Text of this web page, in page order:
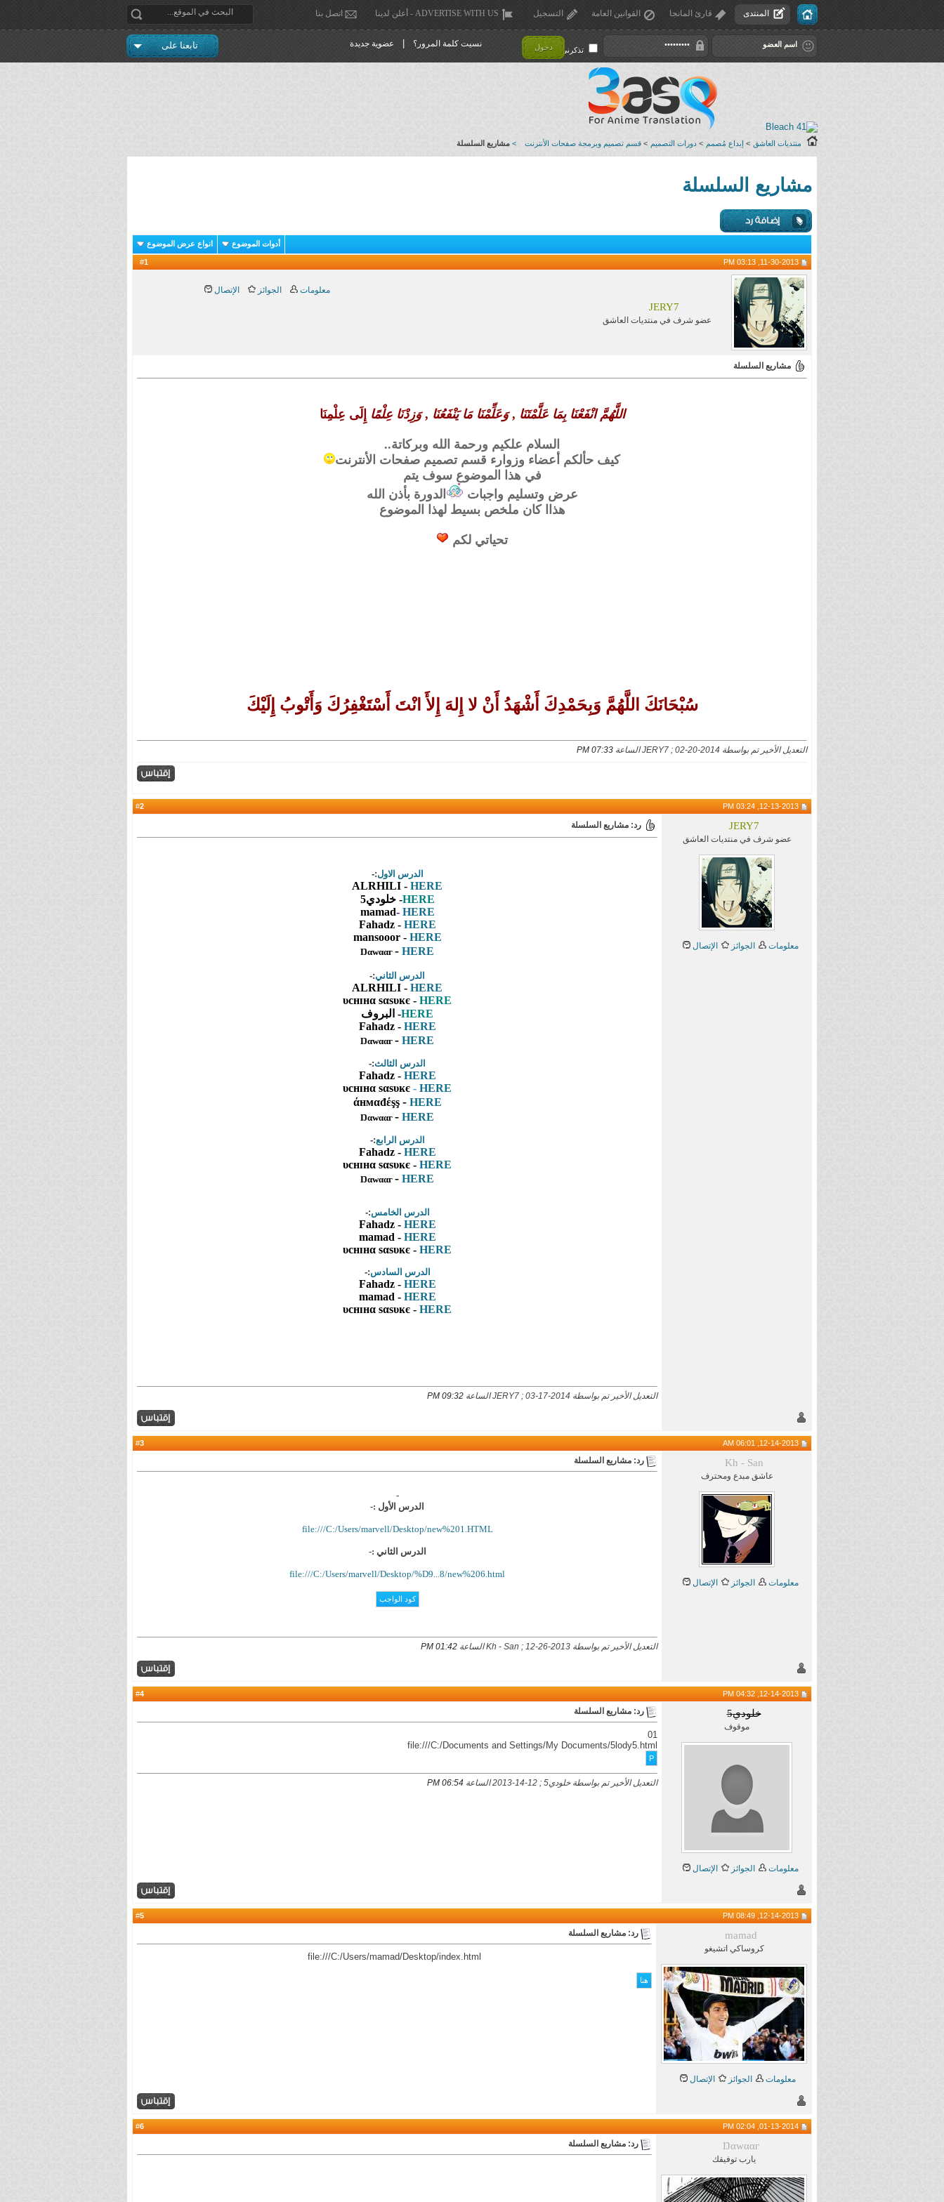
المنتدى قارئ المانجا القوانين العامة التسجيل ADVERTISE WITH US - أعلن لدينا اتصل بنا
تذكرني ! دخول نسيت كلمة المرور؟ عضوية جديدة تابعنا على
منتديات العاشق > إبداع مُصمم > دورات التصميم > قسم تصميم وبرمجة صفحات الأنترنت > مشاريع السلسلة
مشاريع السلسلة
أدوات الموضوع انواع عرض الموضوع
1
JERY7
عضو شرف في منتديات العاشق
معلومات الجوائز الإتصال
مشاريع السلسلة
اللَّهُمَّ انْفَعْنَا بِمَا عَلَّمْتَنَا ,وَعَلِّمْنَا مَا يَنْفَعُنَا ,وَزِدْنَا عِلْمًا إِلَى عِلْمِنَا
السلام علكيم ورحمة الله وبركاتة..
كيف حألكم أعضاء وزوارء قسم تصميم صفحات الأنترنت
في هذا الموضوع سوف يتم
عرض وتسليم واجبات
الدورة بأذن الله
هذاا كان ملخص بسيط لهذا الموضوع
تحياتي لكم
سُبْحَانَكَ اللَّهُمَّ وَبِحَمْدِكَ أَشْهَدُ أَنْ لا إِلهَ إِلأَ انْتَ أَسْتَغْفِرُكَ وَأَتْوبُ إِلَيْكَ
التعديل الأخير تم بواسطة JERY7 ; 02-20-2014 الساعة 07:33 PM
2
JERY7
عضو شرف في منتديات العاشق
معلومات الجوائز الإتصال
رد: مشاريع السلسلة
الدرس الاول:-
ALRHILI - HERE
HERE- خلودي5
mamad- HERE
Fahadz - HERE
mansooor - HERE
Ŋαwααг - HERE
الدرس الثاني:-
ALRHILI - HERE
υcнɪнα sαsυĸє - HERE
HERE- البروف
Fahadz - HERE
Ŋαwααг - HERE
الدرس الثالث:-
Fahadz - HERE
υcнɪнα sαsυĸє - HERE
άнмαđέşş - HERE
Ŋαwααг - HERE
الدرس الرابع:-
Fahadz - HERE
υcнɪнα sαsυĸє - HERE
Ŋαwααг - HERE
الدرس الخامس:-
Fahadz - HERE
mamad - HERE
υcнɪнα sαsυĸє - HERE
الدرس السادس:-
Fahadz - HERE
mamad - HERE
υcнɪнα sαsυĸє - HERE
التعديل الأخير تم بواسطة JERY7 ; 03-17-2014 الساعة 09:32 PM
3
Kh - San
عاشق مبدع ومحترف
معلومات الجوائز الإتصال
رد: مشاريع السلسلة
-
الدرس الأول :-
file:///C:/Users/marvell/Desktop/new%201.HTML
الدرس الثاني :-
file:///C:/Users/marvell/Desktop/%D9...8/new%206.html
التعديل الأخير تم بواسطة Kh - San ; 12-26-2013 الساعة 01:42 PM
4
خلودي5
موقوف
معلومات الجوائز الإتصال
رد: مشاريع السلسلة
01
file:///C:/Documents and Settings/My Documents/5lody5.html
التعديل الأخير تم بواسطة خلودي5 ; 12-14-2013 الساعة 06:54 PM
5
mamad
كروساكي اتشيغو
معلومات الجوائز الإتصال
رد: مشاريع السلسلة
file:///C:/Users/mamad/Desktop/index.html
6
Ŋαwααг
يارب توفيقك
رد: مشاريع السلسلة